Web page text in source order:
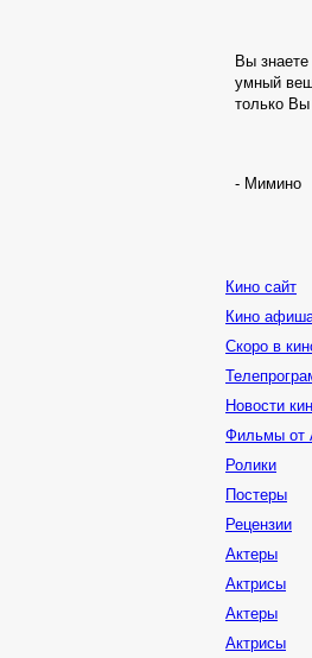
Вы
умный
только Вы
- Мимино
Кино сайт
Кино
Скоро в
Новости
Фильмы от
Ролики
Постеры
Рецензии
Актеры
Актрисы
Актеры
Актрисы